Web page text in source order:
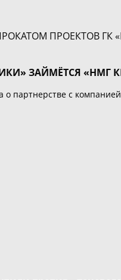
ЗАЙМЁТСЯ «НМГ
о партнерстве с